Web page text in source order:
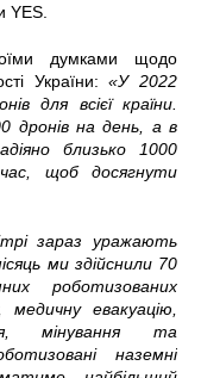
YES.
думками щодо
України:«У 2022
для всієї країни.
дронів на день, а в
близько 1000
щоб досягнути
зараз уражають
ми здійснили 70
роботизованих
евакуацію,
мінування та
наземні